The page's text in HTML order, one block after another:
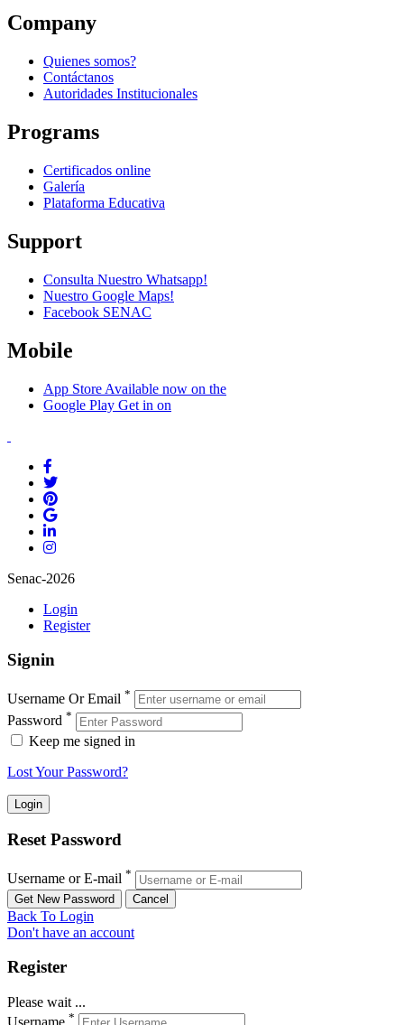
Company
Quienes somos?
Contáctanos
Autoridades Institucionales
Programs
Certificados online
Galería
Plataforma Educativa
Support
Consulta Nuestro Whatsapp!
Nuestro Google Maps!
Facebook SENAC
Mobile
App Store Available now on the
Google Play Get in on
Senac-2026
Login
Register
Signin
Username Or Email *
Password *
Keep me signed in
Lost Your Password?
Reset Password
Username or E-mail *
Back To Login
Don't have an account
Register
Please wait ...
*